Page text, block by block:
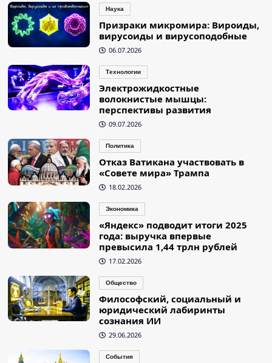
Наука
Призраки микромира: Вироиды,
вирусоиды и вирусоподобные
06.07.2026
Технологии
Электрожидкостные
волокнистые мышцы:
перспективы развития
09.07.2026
Политика
Отказ Ватикана участвовать в
«Совете мира» Трампа
18.02.2026
Экономика
«Яндекс» подводит итоги 2025
года: выручка впервые
превысила 1,44 трлн рублей
17.02.2026
Общество
Философский, социальный и
юридический лабиринты
сознания ИИ
29.06.2026
События